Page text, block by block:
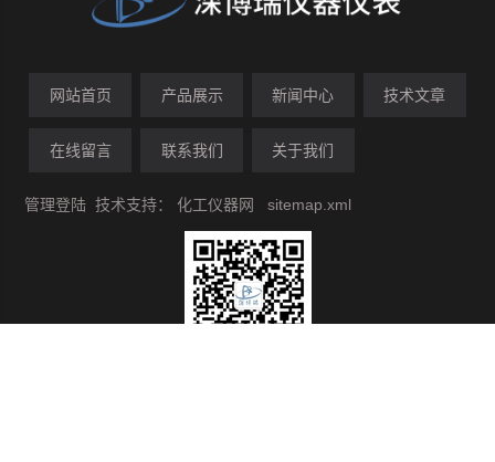
网站首页 产品展示 新闻中心 技术文章
在线留言 联系我们 关于我们
管理登陆 技术支持：化工仪器网 sitemap.xml